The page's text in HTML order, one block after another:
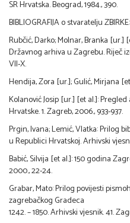
SR Hrvatska. Beograd, 1984., 390.
BIBLIOGRAFIJA o stvaratelju ZBIRKE:
Rubčić, Darko; Molnar, Branka
Državnog arhiva u Zagrebu. Riječ
VII-X.
Hendija, Zora [ur.]; Gulić, Mirjana
Kolanović Josip [ur.] [et al.]:
Hrvatske. 1. Zagreb, 2006., 933-937.
Prgin, Ivana; Lemić, Vlatka: Prilog
u Republici Hrvatskoj. Arhivski
Babić, Silvija [et al.]: 150 godina
2000., 22-24.
Grabar, Mato: Prilog povijesti
zagrebačkog Gradeca
1242. – 1850. Arhivski vjesnik. 41.